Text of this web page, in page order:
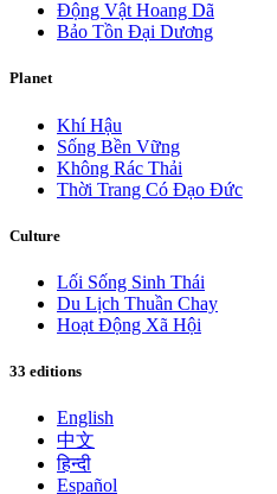
Động Vật Hoang Dã
Bảo Tồn Đại Dương
Planet
Khí Hậu
Sống Bền Vững
Không Rác Thải
Thời Trang Có Đạo Đức
Culture
Lối Sống Sinh Thái
Du Lịch Thuần Chay
Hoạt Động Xã Hội
33 editions
English
中文
हिन्दी
Español